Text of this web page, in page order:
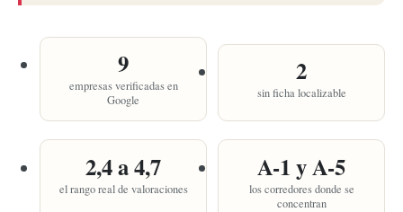
9
empresas verificadas en
Google
2
sin ficha localizable
2,4 a 4,7
el rango real de valoraciones
A-1 y A-5
los corredores donde se
concentran